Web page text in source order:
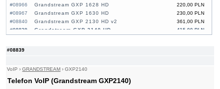
#08839
VoIP ›GRANDSTREAM ›GXP2140
Telefon VoIP (Grandstream GXP2140)
#08966
220,00 PLN
Grandstream GXP 1628 HD
#08967
230,00 PLN
Grandstream GXP 1630 HD
#08840
361,00 PLN
Grandstream GXP 2130 HD v2
#08839
415,00 PLN
Grandstream GXP 2140 HD